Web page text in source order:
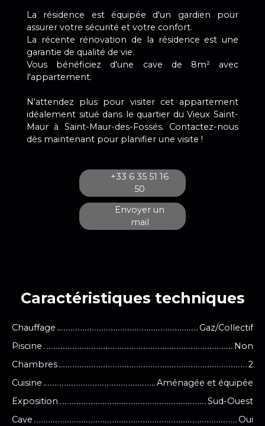
La résidence est équipée d'un gardien pour
assurer votre sécurité et votre confort.
La récente rénovation de la résidence est une
garantie de qualité de vie.
Vous bénéficiez d'une cave de 8m² avec
l'appartement.
N'attendez plus pour visiter cet appartement
idéalement situé dans le quartier du Vieux Saint-
Maur à Saint-Maur-des-Fossés. Contactez-nous
dès maintenant pour planifier une visite !
+33 6 35 51 16
50
Envoyer un
mail
Caractéristiques techniques
Chauffage
Gaz/Collectif
Piscine
Non
Chambres
2
Cuisine
Aménagée et équipée
Exposition
Sud-Ouest
Cave
Oui